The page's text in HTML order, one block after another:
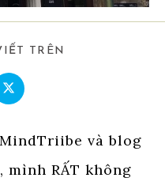
TRÊN
Opens
in
window
và blog
RẤT không